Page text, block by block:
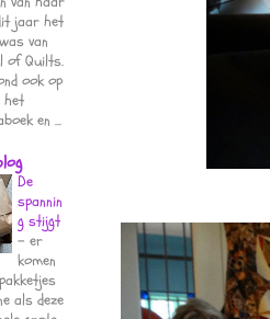
jaar het
van
of Quilts.
ook op
het
en ...
De
spannin
g stijgt
- er
komen
als deze